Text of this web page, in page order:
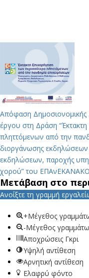
Απόφαση Δημοσιονομικής
έργου στη Δράση
πληττόμενων από την
διοργάνωσης
εκδηλώσεων, παροχής
χορού” του ΕΠΑνΕΚ
Μετάβαση στο
Ανοίξτε τη γραμμή
+Μέγεθος
-Μέγεθος
Αποχρώσεις Γκρι
Υψηλή αντίθεση
Αρνητική αντίθεση
Ελαφρύ φόντο